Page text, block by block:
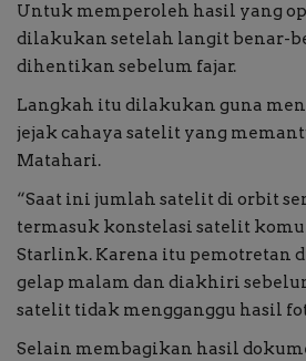
Untuk memperoleh hasil yang
dilakukan setelah langit benar-
dihentikan sebelum fajar.
Langkah itu dilakukan guna
jejak cahaya satelit yang
Matahari.
“Saat ini jumlah satelit di orbit
termasuk konstelasi satelit
Starlink. Karena itu pemotretan
gelap malam dan diakhiri
satelit tidak mengganggu hasil
Selain membagikan hasil